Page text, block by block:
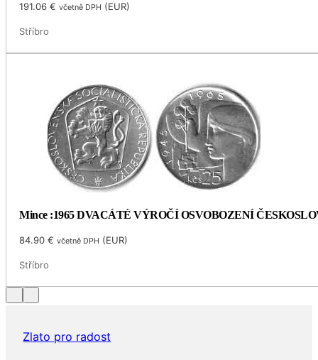
191.06€ včetně DPH (EUR)
Stříbro
Mince :1965 DVACÁTÉ VÝROČÍ OSVOBOZENÍ
84.90€ včetně DPH (EUR)
Stříbro
Zlato pro radost